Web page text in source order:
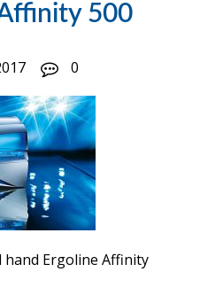
500
0
Ergoline Affinity